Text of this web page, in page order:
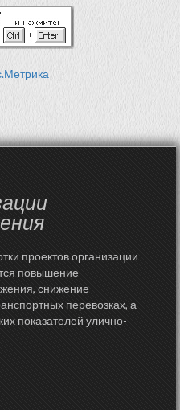
проектов организации
повышение
снижение
перевозках, а
показателей улично-